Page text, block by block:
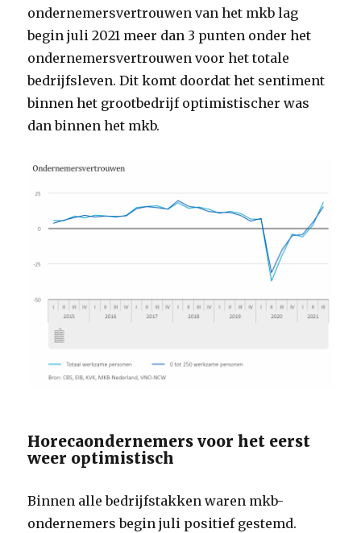
ondernemersvertrouwen van het mkb lag
begin juli 2021 meer dan 3 punten onder het
ondernemersvertrouwen voor het totale
bedrijfsleven. Dit komt doordat het sentiment
binnen het grootbedrijf optimistischer was
dan binnen het mkb.
Horecaondernemers voor het eerst
weer optimistisch
Binnen alle bedrijfstakken waren mkb-
ondernemers begin juli positief gestemd.